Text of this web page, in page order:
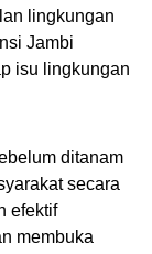
lingkungan
Jambi
isu lingkungan
ditanam
secara
efektif
membuka